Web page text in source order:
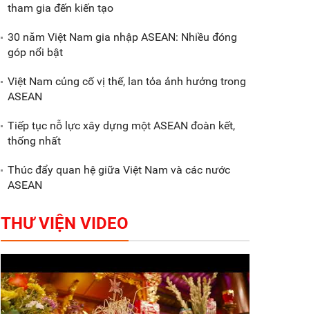
các doanh nghiệp,
doanh nghiệp
tham gia đến kiến tạo
30 năm Việt Nam gia nhập ASEAN: Nhiều đóng
góp nổi bật
Việt Nam củng cố vị thế, lan tỏa ảnh hưởng trong
ASEAN
Tiếp tục nỗ lực xây dựng một ASEAN đoàn kết,
thống nhất
Thúc đẩy quan hệ giữa Việt Nam và các nước
ASEAN
THƯ VIỆN VIDEO